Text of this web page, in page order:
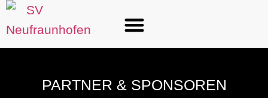
PARTNER & SPONSOREN